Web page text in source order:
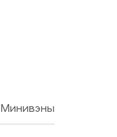
Минивэны